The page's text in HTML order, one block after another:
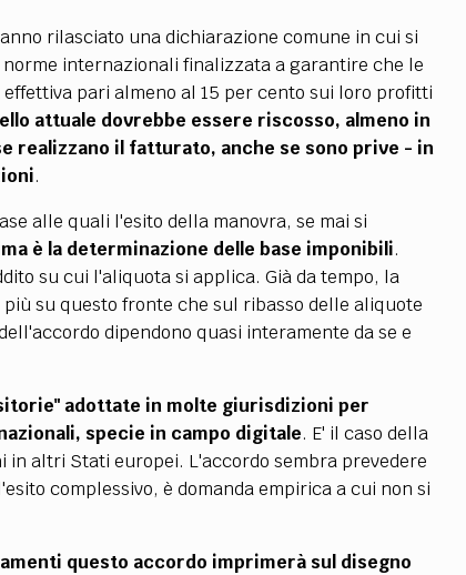
rilasciato una dichiarazione comune in cui si
internazionali finalizzata a garantire che le
pari almeno al 15 per cento sui loro profitti
attuale dovrebbe essere riscosso, almeno in
realizzano il fatturato, anche se sono prive - in
.
alle quali l'esito della manovra, se mai si
è la determinazione delle base imponibili.
su cui l'aliquota si applica. Già da tempo, la
su questo fronte che sul ribasso delle aliquote
dipendono quasi interamente da se e
adottate in molte giurisdizioni per
specie in campo digitale. E' il caso della
altri Stati europei. L'accordo sembra prevedere
complessivo, è domanda empirica a cui non si
questo accordo imprimerà sul disegno